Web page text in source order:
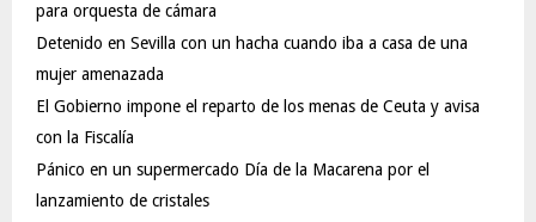
para orquesta de cámara
Detenido en Sevilla con un hacha cuando iba a casa de una
mujer amenazada
El Gobierno impone el reparto de los menas de Ceuta y avisa
con la Fiscalía
Pánico en un supermercado Día de la Macarena por el
lanzamiento de cristales